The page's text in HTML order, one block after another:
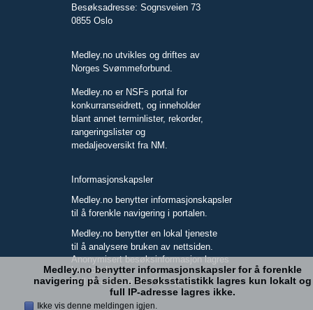
Besøksadresse: Sognsveien 73
0855 Oslo
Medley.no utvikles og driftes av
Norges Svømmeforbund.
Medley.no er NSFs portal for
konkurranseidrett, og inneholder
blant annet terminlister, rekorder,
rangeringslister og
medaljeoversikt fra NM.
Informasjonskapsler
Medley.no benytter informasjonskapsler
til å forenkle navigering i portalen.
Medley.no benytter en lokal tjeneste
til å analysere bruken av nettsiden.
Anonymisert besøksinformasjon lagres
kun lokalt.
Full IP-adresse blir ikke lagret.
Medley.no benytter informasjonskapsler for å forenkle
navigering på siden. Besøksstatistikk lagres kun lokalt og
full IP-adresse lagres ikke.
Ikke vis denne meldingen igjen.